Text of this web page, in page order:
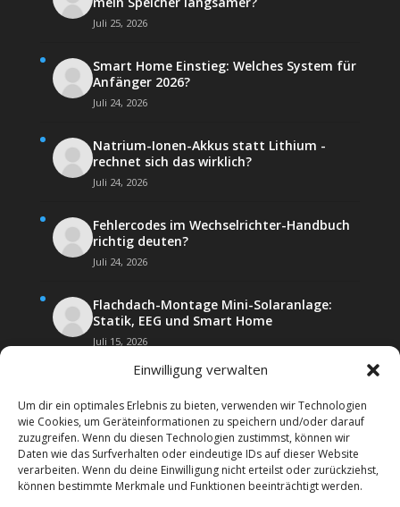
Einwilligung verwalten
Um dir ein optimales Erlebnis zu bieten, verwenden wir Technologien
wie Cookies, um Geräteinformationen zu speichern und/oder darauf
zuzugreifen. Wenn du diesen Technologien zustimmst, können wir
Daten wie das Surfverhalten oder eindeutige IDs auf dieser Website
verarbeiten. Wenn du deine Einwilligung nicht erteilst oder zurückziehst,
können bestimmte Merkmale und Funktionen beeinträchtigt werden.
Juli 25, 2026
Smart Home Einstieg: Welches System für
Anfänger 2026?
Juli 24, 2026
Natrium-Ionen-Akkus statt Lithium -
rechnet sich das wirklich?
Juli 24, 2026
Fehlercodes im Wechselrichter-Handbuch
richtig deuten?
Juli 24, 2026
Flachdach-Montage Mini-Solaranlage:
Statik, EEG und Smart Home
Juli 15, 2026
Kontakt
Impressum
Datenschutz­erklärung
Forenregeln